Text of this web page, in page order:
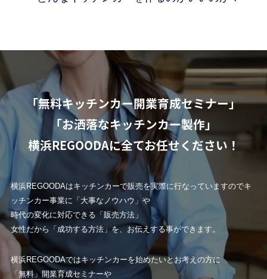
「無料キッチンカー開業育成セミナー」
「お洒落なキッチンカー製作」
横浜REGOODAに全てお任せください！
横浜REGOODAはキッチンカーで販売を実際に行なっていますのでキ
ッチンカー事業に「大事なノウハウ」や
時代の変化に対応できる「販売方法」
女性だから「成功する方法」を、お伝えする事ができます。
横浜REGOODAではキッチンカーを始めたいとお考えの方に
「無料」開業育成セミナーや